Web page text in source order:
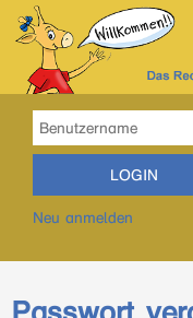
LOGIN
Neu anmelden